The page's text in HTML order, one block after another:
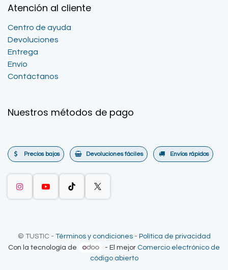
Atención al cliente
Centro de ayuda
Devoluciones
Entrega
Envío
Contáctanos
Nuestros métodos de pago
Precios bajos Devoluciones fáciles Envíos rápidos
© TUSTIC- Términos y condiciones- Política de privacidad
Con la tecnología de
- El mejor Comercio electrónico de
código abierto